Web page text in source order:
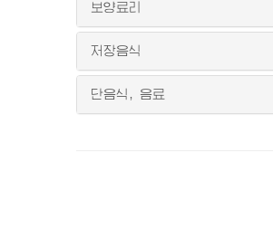
보양료리
저장음식
단음식, 음료